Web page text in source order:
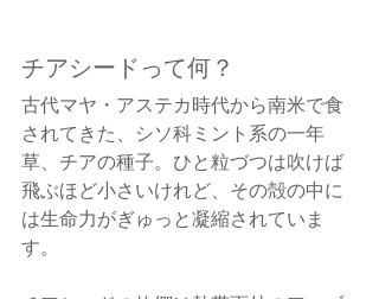
チアシードって何？
古代マヤ・アステカ時代から南米で食
されてきた、シソ科ミント系の一年
草、チアの種子。ひと粒づつは吹けば
飛ぶほど小さいけれど、その殻の中に
は生命力がぎゅっと凝縮されていま
す。